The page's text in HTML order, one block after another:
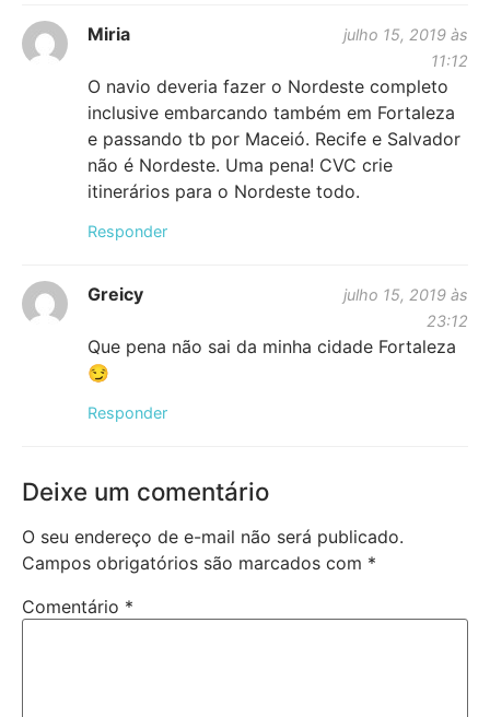
Miria
julho 15, 2019 às
11:12
O navio deveria fazer o Nordeste completo
inclusive embarcando também em Fortaleza
e passando tb por Maceió. Recife e Salvador
não é Nordeste. Uma pena! CVC crie
itinerários para o Nordeste todo.
Responder
Greicy
julho 15, 2019 às
23:12
Que pena não sai da minha cidade Fortaleza
😏
Responder
Deixe um comentário
O seu endereço de e-mail não será publicado.
Campos obrigatórios são marcados com *
Comentário *